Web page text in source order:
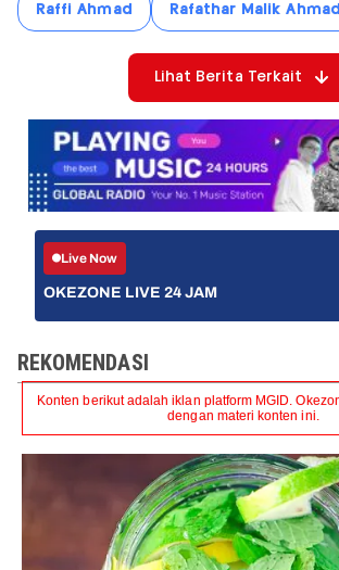
Raffi Ahmad Rafathar Malik Ahmad
Lihat Berita Terkait
Live Now
OKEZONE LIVE 24 JAM